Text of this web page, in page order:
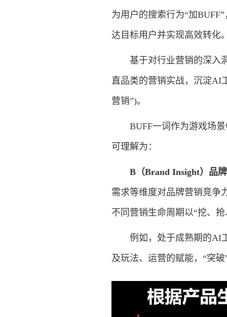
为用户的搜索行为“加
达目标用户并实现高效转化
基于对行业营销的深入洞
直品类的营销实战，沉淀AI
营销”)。
BUFF一词作为游戏场景
可理解为：
B（Brand Insight）品
需求等维度对品牌营销竞争
不同营销生命周期以“挖、
例如，处于成熟期的AI工
及玩法、运营的赋能，“突